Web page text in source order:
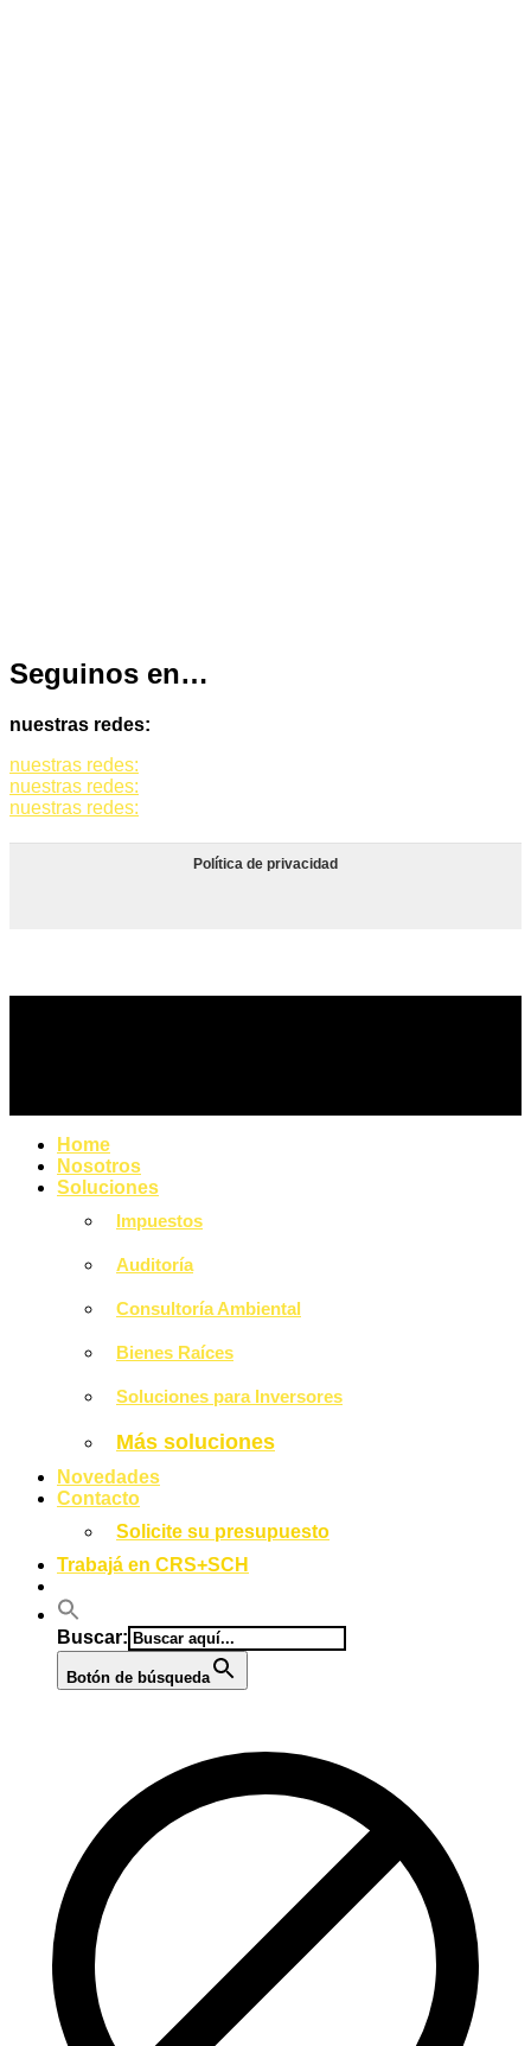
Seguinos en…
nuestras redes:
nuestras redes:
nuestras redes:
nuestras redes:
Política de privacidad
Home
Nosotros
Soluciones
Impuestos
Auditoría
Consultoría Ambiental
Bienes Raíces
Soluciones para Inversores
Más soluciones
Novedades
Contacto
Solicite su presupuesto
Trabajá en CRS+SCH
Buscar:
Botón de búsqueda